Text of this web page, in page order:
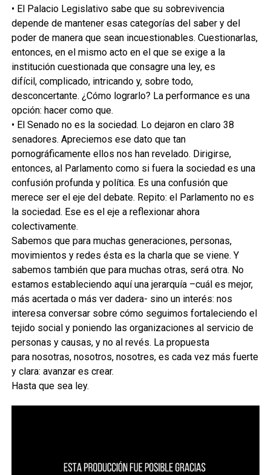
• El Palacio Legislativo sabe que su sobrevivencia
depende de mantener esas categorías del saber y del
poder de manera que sean incuestionables. Cuestionarlas,
entonces, en el mismo acto en el que se exige a la
institución cuestionada que consagre una ley, es
difícil, complicado, intricando y, sobre todo,
desconcertante. ¿Cómo lograrlo? La performance es una
opción: hacer como que.
• El Senado no es la sociedad. Lo dejaron en claro 38
senadores. Apreciemos ese dato que tan
pornográficamente ellos nos han revelado. Dirigirse,
entonces, al Parlamento como si fuera la sociedad es una
confusión profunda y política. Es una confusión que
merece ser el eje del debate. Repito: el Parlamento no es
la sociedad. Ese es el eje a reflexionar ahora
colectivamente.
Sabemos que para muchas generaciones, personas,
movimientos y redes ésta es la charla que se viene. Y
sabemos también que para muchas otras, será otra. No
estamos estableciendo aquí una jerarquía –cuál es mejor,
más acertada o más ver dadera- sino un interés: nos
interesa conversar sobre cómo seguimos fortaleciendo el
tejido social y poniendo las organizaciones al servicio de
personas y causas, y no al revés. La propuesta
para nosotras, nosotros, nosotres, es cada vez más fuerte
y clara: avanzar es crear.
Hasta que sea ley.